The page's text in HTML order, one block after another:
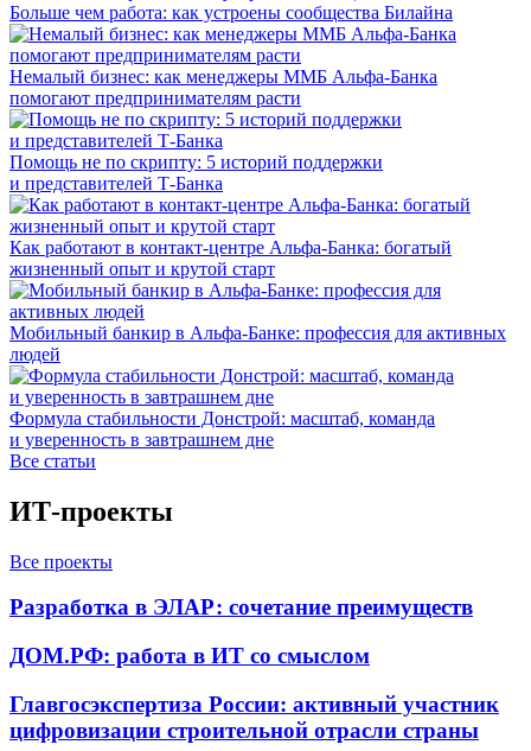
Больше чем работа: как устроены сообщества Билайна
Немалый бизнес: как менеджеры ММБ Альфа-Банка
помогают предпринимателям расти
Помощь не по скрипту: 5 историй поддержки
и представителей Т-Банка
Как работают в контакт-центре Альфа-Банка: богатый
жизненный опыт и крутой старт
Мобильный банкир в Альфа-Банке: профессия для активных
людей
Формула стабильности Донстрой: масштаб, команда
и уверенность в завтрашнем дне
Все статьи
ИТ-проекты
Все проекты
Разработка в ЭЛАР: сочетание преимуществ
ДОМ.РФ: работа в ИТ со смыслом
Главгосэкспертиза России: активный участник
цифровизации строительной отрасли страны